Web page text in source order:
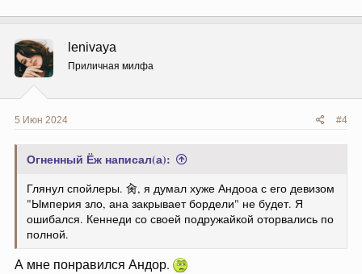
lenivaya
Приличная милфа
5 Июн 2024 #4
Огненный Ёж написал(а):
Глянул спойлеры. 肏, я думал хуже Андооа с его девизом
"Ымперия зло, ана закрывает бордели" не будет. Я
ошибался. Кеннеди со своей подружайкой оторвались по
полной.
А мне понравился Андор.